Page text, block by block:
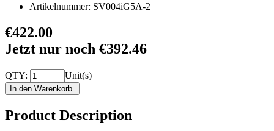
Artikelnummer: SV004iG5A-2
€422.00
Jetzt nur noch €392.46
QTY: Unit(s)
Product Description